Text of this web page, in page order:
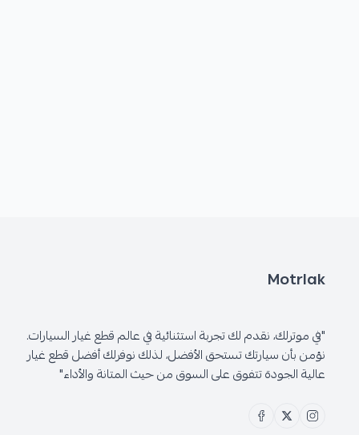
Motrlak
"في موترلك، نقدم لك تجربة استثنائية في عالم قطع غيار السيارات.
نؤمن بأن سيارتك تستحق الأفضل، لذلك نوفرلك أفضل قطع غيار
عالية الجودة تتفوق على السوق من حيث المتانة والأداء"